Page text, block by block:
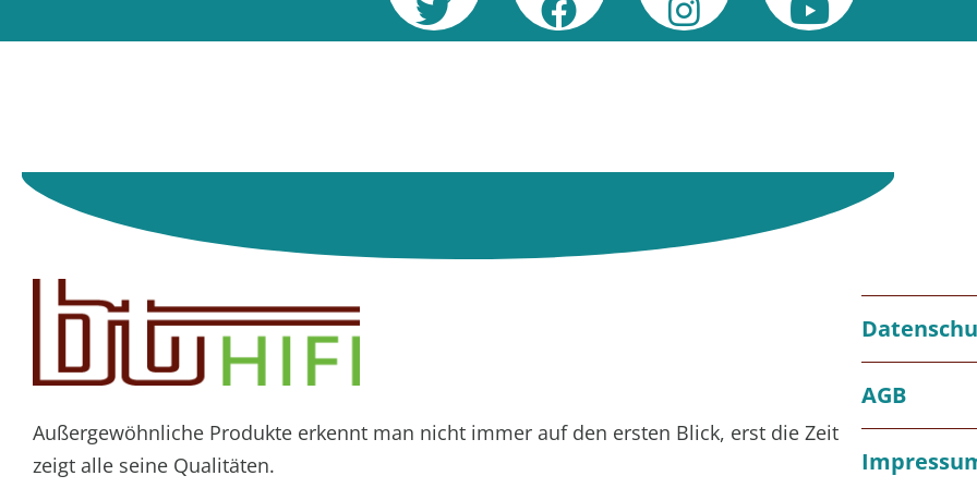
Außergewöhnliche Produkte erkennt man nicht immer auf den ersten Blick, erst die Zeit
zeigt alle seine Qualitäten.
AGB